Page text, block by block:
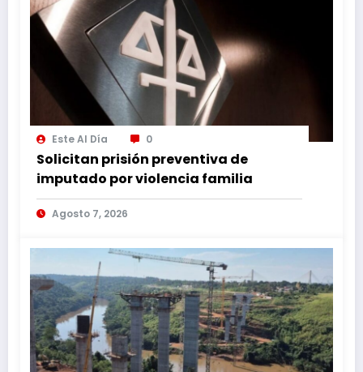
Este Al Día 0
Solicitan prisión preventiva de
imputado por violencia familia
Agosto 7, 2026